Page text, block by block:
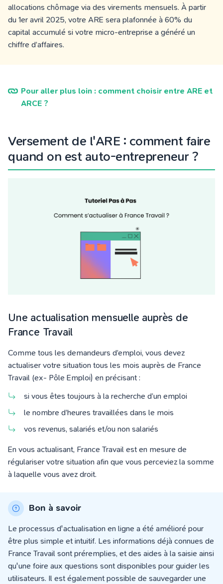
allocations chômage via des virements mensuels. À partir
du 1er avril 2025, votre ARE sera plafonnée à 60% du
capital accumulé si votre micro-entreprise a généré un
chiffre d’affaires.
Pour aller plus loin : comment choisir entre ARE et
ARCE ?
Versement de l'ARE : comment faire
quand on est auto-entrepreneur ?
Une actualisation mensuelle auprès de
France Travail
Comme tous les demandeurs d’emploi, vous devez
actualiser votre situation tous les mois auprès de France
Travail (ex- Pôle Emploi) en précisant :
si vous êtes toujours à la recherche d’un emploi
le nombre d’heures travaillées dans le mois
vos revenus, salariés et/ou non salariés
En vous actualisant, France Travail est en mesure de
régulariser votre situation afin que vous perceviez la somme
à laquelle vous avez droit.
Bon à savoir
Le processus d'actualisation en ligne a été amélioré pour
être plus simple et intuitif. Les informations déjà connues de
France Travail sont préremplies, et des aides à la saisie ainsi
qu'une foire aux questions sont disponibles pour guider les
utilisateurs. Il est également possible de sauvegarder une